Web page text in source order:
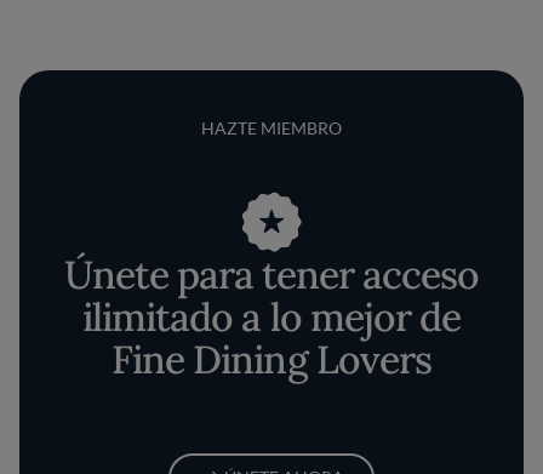
HAZTE MIEMBRO
Únete para tener acceso
ilimitado a lo mejor de
Fine Dining Lovers